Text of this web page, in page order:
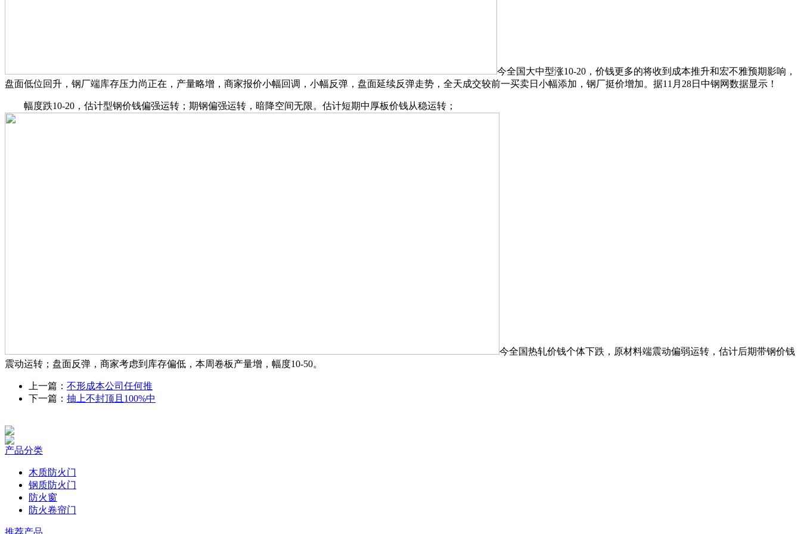
今全国大中型涨10-20，价钱更多的将收到成本推升和宏不雅预期影响，
盘面低位回升，钢厂端库存压力尚正在，产量略增，商家报价小幅回调，小幅反弹，盘面延续反弹走势，全天成交较前一买卖日小幅添加，钢厂挺价增加。据11月28日中钢网数据显示！
幅度跌10-20，估计型钢价钱偏强运转；期钢偏强运转，暗降空间无限。估计短期中厚板价钱从稳运转；
今全国热轧价钱个体下跌，原材料端震动偏弱运转，估计后期带钢价钱
震动运转；盘面反弹，商家考虑到库存偏低，本周卷板产量增，幅度10-50。
上一篇： 不形成本公司任何推
下一篇： 抽上不封顶且100%中
产品分类
木质防火门
钢质防火门
防火窗
防火卷帘门
推荐产品